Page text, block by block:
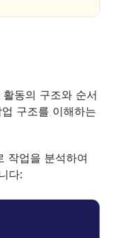
동의 구조와 순서
구조를 이해하는
작업을 분석하여
다: